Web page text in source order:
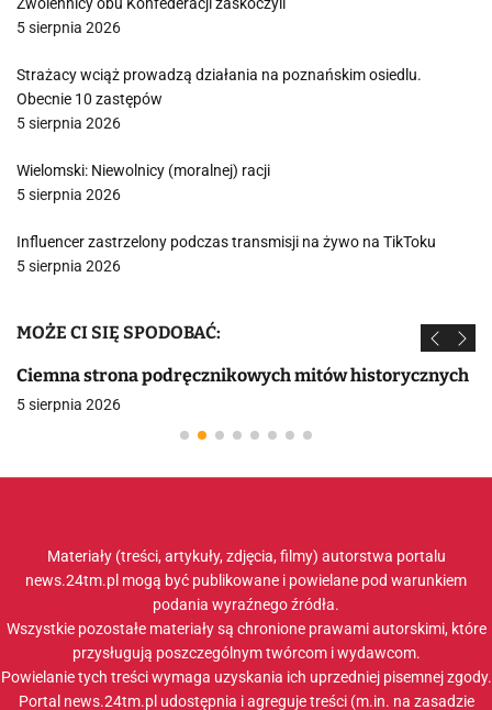
5 sierpnia 2026
Strażacy wciąż prowadzą działania na poznańskim osiedlu.
Obecnie 10 zastępów
5 sierpnia 2026
Wielomski: Niewolnicy (moralnej) racji
5 sierpnia 2026
Influencer zastrzelony podczas transmisji na żywo na TikToku
5 sierpnia 2026
MOŻE CI SIĘ SPODOBAĆ:
Ciemna strona podręcznikowych mitów historycznych
5 sierpnia 2026
Materiały (treści, artykuły, zdjęcia, filmy) autorstwa portalu
news.24tm.pl mogą być publikowane i powielane pod warunkiem
podania wyraźnego źródła.
Wszystkie pozostałe materiały są chronione prawami autorskimi, które
przysługują poszczególnym twórcom i wydawcom.
Powielanie tych treści wymaga uzyskania ich uprzedniej pisemnej zgody.
Portal news.24tm.pl udostępnia i agreguje treści (m.in. na zasadzie